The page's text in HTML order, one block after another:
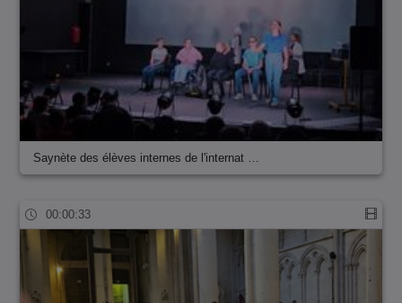
Saynète des élèves internes de l'internat …
00:00:33